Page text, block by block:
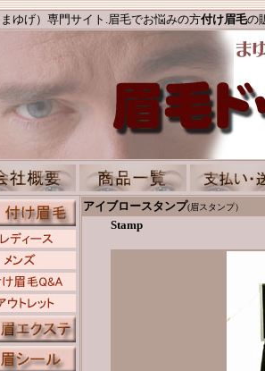
ゆげ）専門サイト.眉毛でお悩みの方付け眉毛の
アイブロースタンプ(眉スタンプ）
Stamp